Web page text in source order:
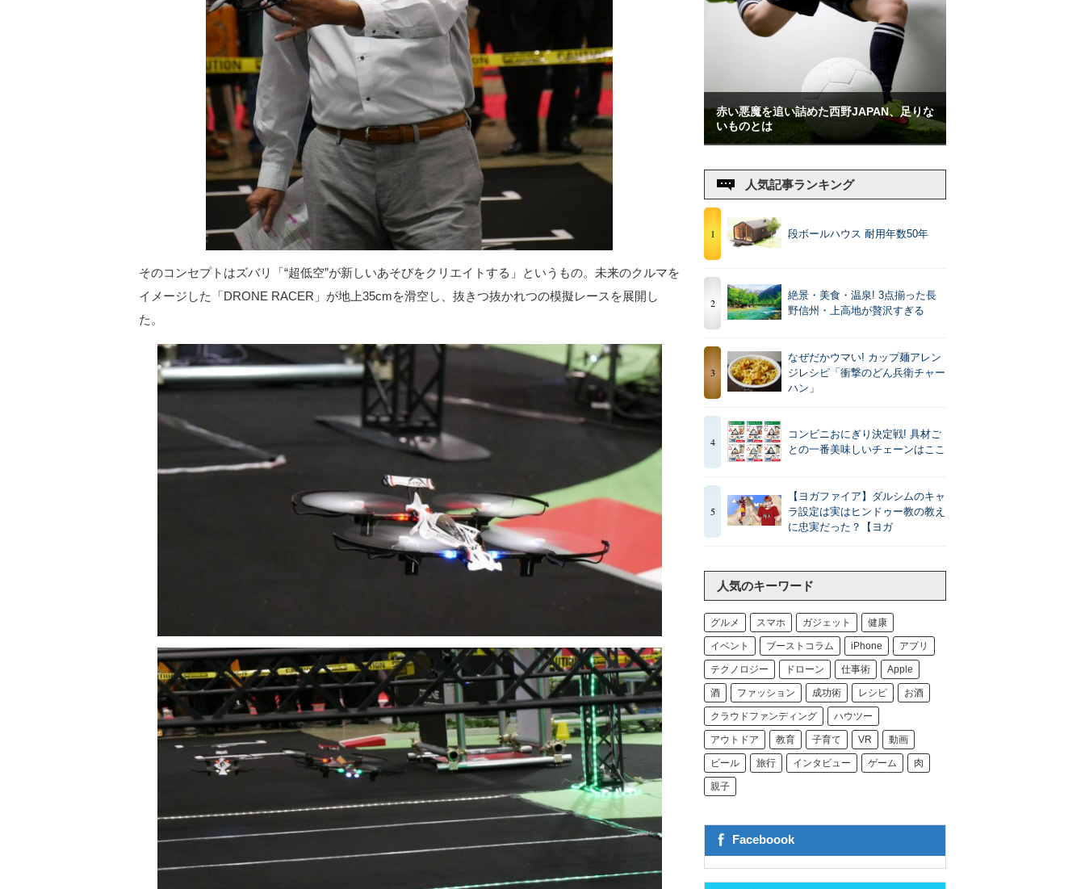
そのコンセプトはズバリ「“超低空”が新しいあそびをクリエイトする」というもの。未来のクルマを
イメージした「DRONE RACER」が地上35cmを滑空し、抜きつ抜かれつの模擬レースを展開し
た。
赤い悪魔を追い詰めた西野JAPAN、足りな
いものとは
人気記事ランキング
1 段ボールハウス 耐用年数50年
2
絶景・美食・温泉! 3点揃った長
野信州・上高地が贅沢すぎる
3
なぜだかウマい! カップ麺アレン
ジレシピ「衝撃のどん兵衛チャー
ハン」
4
コンビニおにぎり決定戦! 具材ご
との一番美味しいチェーンはここ
5
【ヨガファイア】ダルシムのキャ
ラ設定は実はヒンドゥー教の教え
に忠実だった？【ヨガ
人気のキーワード
グルメ スマホ ガジェット 健康
イベント ブーストコラム iPhone アプリ
テクノロジー ドローン 仕事術 Apple
酒 ファッション 成功術 レシピ お酒
クラウドファンディング ハウツー
アウトドア 教育 子育て VR 動画
ビール 旅行 インタビュー ゲーム 肉
親子
Faceboook